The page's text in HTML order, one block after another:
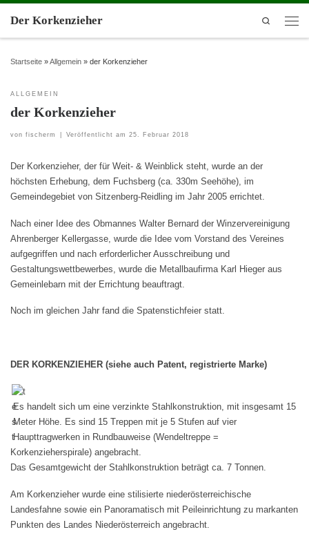
Der Korkenzieher Search
Startseite »Allgemein » der Korkenzieher
ALLGEMEIN
der Korkenzieher
von fischerm Veröffentlicht am 25. Februar 2018
Der Korkenzieher, der für Weit- & Weinblick steht, wurde an der
höchsten Erhebung, dem Fuchsberg (ca. 330m Seehöhe), im
Gemeindegebiet von Sitzenberg-Reidling im Jahr 2005 errichtet.
Nach einer Idee des Obmannes Walter Bernard der Winzervereinigung
Ahrenberger Kellergasse, wurde die Idee vom Vorstand des Vereines
aufgegriffen und nach erforderlicher Ausschreibung und
Gestaltungswettbewerbes, wurde die Metallbaufirma Karl Hieger aus
Gemeinlebarn mit der Errichtung beauftragt.
Noch im gleichen Jahr fand die Spatenstichfeier statt.
DER KORKENZIEHER (siehe auch Patent, registrierte Marke)
Es handelt sich um eine verzinkte Stahlkonstruktion, mit insgesamt 15
Meter Höhe. Es sind 15 Treppen mit je 5 Stufen auf vier
Haupttragwerken in Rundbauweise (Wendeltreppe =
Korkenzieherspirale) angebracht.
Das Gesamtgewicht der Stahlkonstruktion beträgt ca. 7 Tonnen.
Am Korkenzieher wurde eine stilisierte niederösterreichische
Landesfahne sowie ein Panoramatisch mit Peileinrichtung zu markanten
Punkten des Landes Niederösterreich angebracht.